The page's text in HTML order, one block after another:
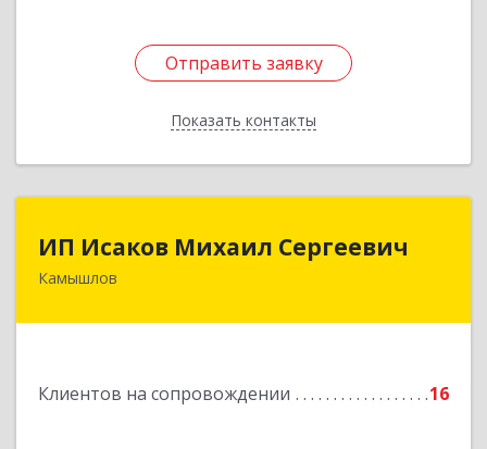
Отправить заявку
Показать контакты
Отправить заявку
Назад
ИП Исаков Михаил Сергеевич
Камышлов
Клиентов на сопровождении 16
624860, Свердловская обл, Камышлов г, Ленина